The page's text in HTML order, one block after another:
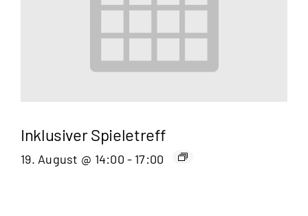
Inklusiver Spieletreff
19. August @ 14:00 - 17:00